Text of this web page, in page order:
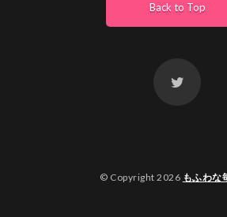
Back to Top
© Copyright 2026 もふわな